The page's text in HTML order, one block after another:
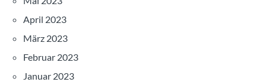
April 2023
März 2023
Februar 2023
Januar 2023